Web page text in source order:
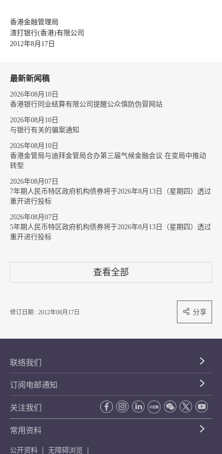
香港金融管理局
渣打银行(香港)有限公司
2012年8月17日
最新新闻稿
2026年08月10日
香港银行同业结算有限公司提醒公众慎防伪冒网站
2026年08月10日
与银行有关的骗案通知
2026年08月10日
香港金管局与迪拜金管局合办第三届气候金融会议 在变局中推动
转型
2026年08月07日
7年期人民币特区政府机构债券将于2026年8月13日（星期四）透过
重开进行投标
2026年08月07日
5年期人民币特区政府机构债券将于2026年8月13日（星期四）透过
重开进行投标
查看全部
修订日期 : 2012年08月17日 分享
联络我们
订阅电邮通知
关注我们
常用资料
公开资料 无障碍浏览